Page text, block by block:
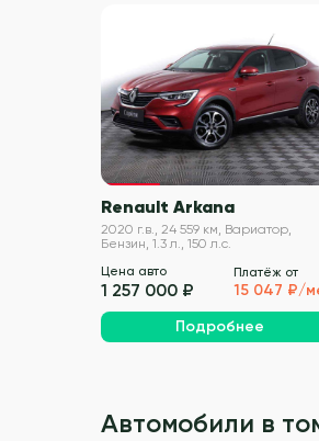
VIN проверен
Renault Arkana
2020 г.в., 24 559 км, Вариатор,
Бензин, 1.3 л., 150 л.с.
Цена авто
1 257 000 ₽
Платёж от
15 047 ₽/
Подробнее
Автомобили в